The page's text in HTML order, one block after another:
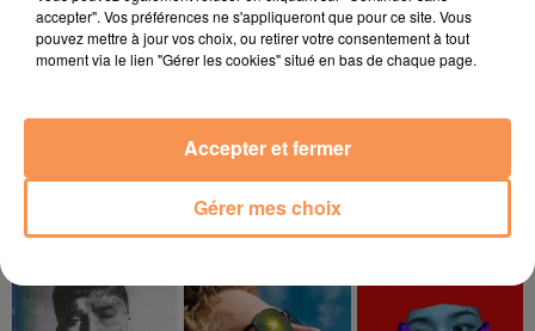
accepter". Vos préférences ne s'appliqueront que pour ce site. Vous
pouvez mettre à jour vos choix, ou retirer votre consentement à tout
moment via le lien "Gérer les cookies" situé en bas de chaque page.
Gérer mes choix
Accepter et fermer